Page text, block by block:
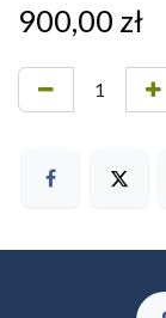
900,00 zł